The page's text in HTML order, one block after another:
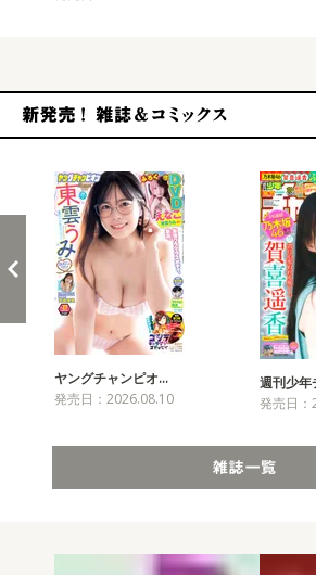
ヤングチャンピオ…
発売日：2026.08.10
週刊少
発売日